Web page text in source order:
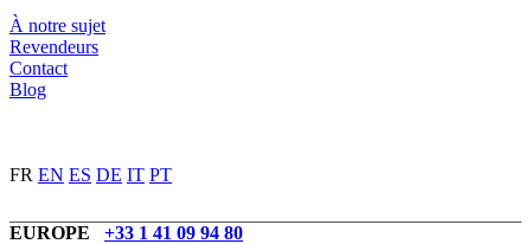
À notre sujet
Revendeurs
Contact
Blog
FR EN ES DE IT PT
EUROPE +33 1 41 09 94 80